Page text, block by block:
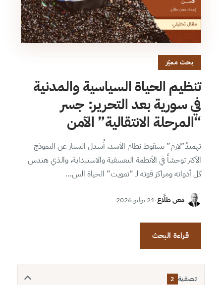
بحث مميّز
تنظيم الحياة السياسية والمدنية
في سورية بعد التحرير: جسر
“المرحلة الانتقالية” الآمن
تهميدٌ”لازم” بسقوط نظام الأسد، أُسدل الستار عن النموذج
الأكثر توحشاً في الأنظمة التعسفية والاستبداية، والذي هندس
كل أدواته ومراكز قوته لـ “تمويت” الحياة الس…
معن طلَّاع·21 يوليو 2026
قراءة البحث
تصفية 2